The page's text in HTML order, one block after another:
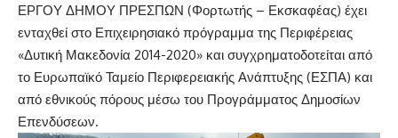
ΕΡΓΟΥ ΔΗΜΟΥ ΠΡΕΣΠΩΝ (Φορτωτής – Εκσκαφέας) έχει
ενταχθεί στο Επιχειρησιακό πρόγραμμα της Περιφέρειας
«Δυτική Μακεδονία 2014-2020» και συγχρηματοδοτείται από
το Ευρωπαϊκό Ταμείο Περιφερειακής Ανάπτυξης (ΕΣΠΑ) και
από εθνικούς πόρους μέσω του Προγράμματος Δημοσίων
Επενδύσεων.